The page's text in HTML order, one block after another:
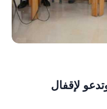
لإقفال